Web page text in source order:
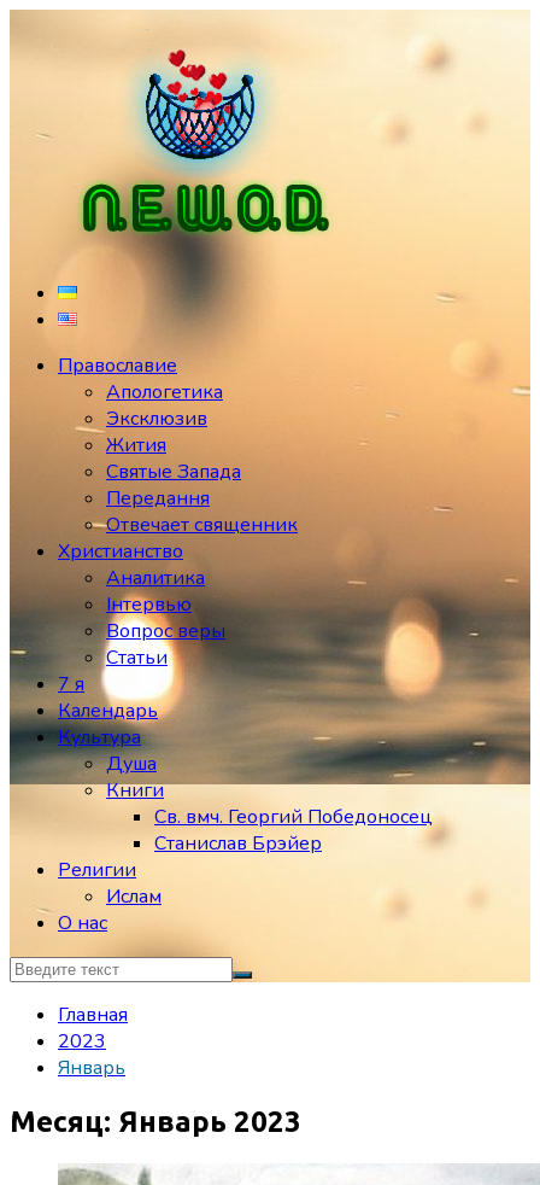
Православие
Апологетика
Эксклюзив
Жития
Святые Запада
Передання
Отвечает священник
Христианство
Аналитика
Інтервью
Вопрос веры
Статьи
7 я
Календарь
Культура
Душа
Книги
Св. вмч. Георгий Победоносец
Станислав Брэйер
Религии
Ислам
О нас
Главная
2023
Январь
Месяц: Январь 2023